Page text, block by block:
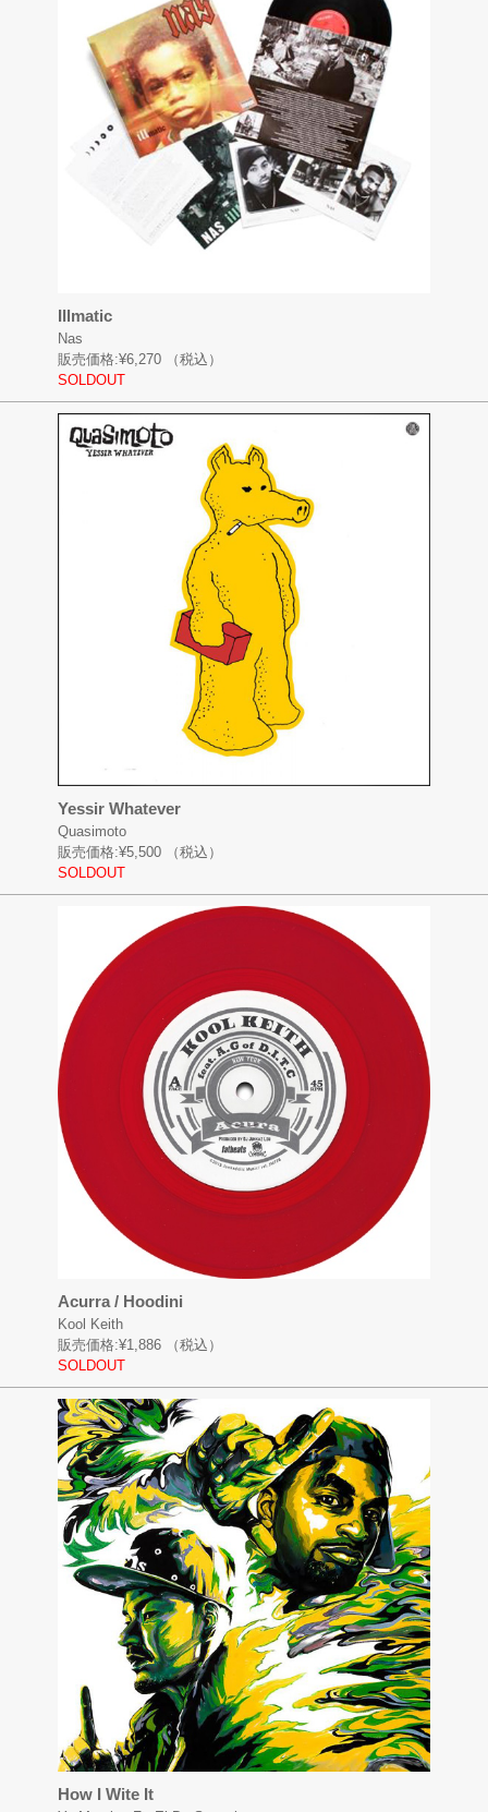
Illmatic
Nas
販売価格:¥6,270
（税込）
SOLDOUT
Yessir Whatever
Quasimoto
販売価格:¥5,500
（税込）
SOLDOUT
Acurra / Hoodini
Kool Keith
販売価格:¥1,886
（税込）
SOLDOUT
How I Wite It